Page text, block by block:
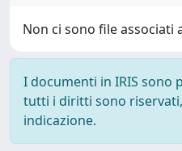
Non ci sono file associati
I documenti in IRIS sono
tutti i diritti sono
indicazione.